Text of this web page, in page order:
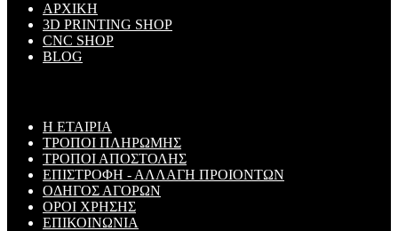
ΑΡΧΙΚΗ
3D PRINTING SHOP
CNC SHOP
BLOG
Η ΕΤΑΙΡΙΑ
ΤΡΟΠΟΙ ΠΛΗΡΩΜΗΣ
ΤΡΟΠΟΙ ΑΠΟΣΤΟΛΗΣ
ΕΠΙΣΤΡΟΦΗ - ΑΛΛΑΓΗ ΠΡΟΙΟΝΤΩΝ
ΟΔΗΓΟΣ ΑΓΟΡΩΝ
ΟΡΟΙ ΧΡΗΣΗΣ
ΕΠΙΚΟΙΝΩΝΙΑ